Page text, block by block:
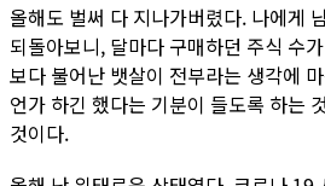
올해도 벌써 다 지나가버렸다. 나에게
되돌아보니, 달마다 구매하던 주식 수
보다 불어난 뱃살이 전부라는 생각에
언가 하긴 했다는 기분이 들도록 하는
것이다.